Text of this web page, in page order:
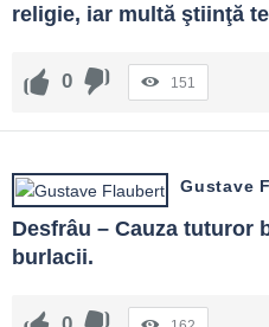
religie, iar multă ştiinţă
0 151
Gustave
Desfrâu – Cauza tuturor
burlacii.